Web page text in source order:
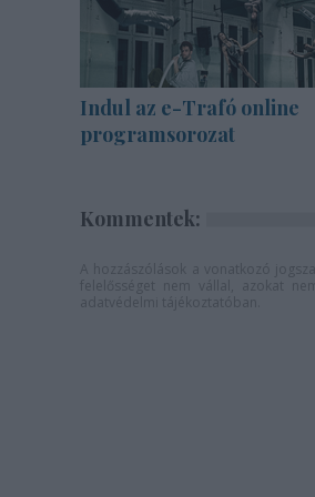
Indul az e-Trafó online
programsorozat
Kommentek: